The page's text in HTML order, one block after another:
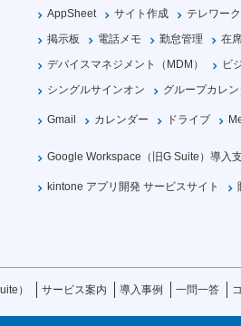
AppSheet サイト作成
テレワーク
掲示板
電話メモ 勤怠管理
在
デバイスマネジメント（MDM）
ビ
シングルサインオン
グループカレ
Gmail カレンダー ドライブ
Google Workspace（旧G Suite）導入
kintone アプリ開発 サービスサイト
） サービス案内 導入事例 一問一答